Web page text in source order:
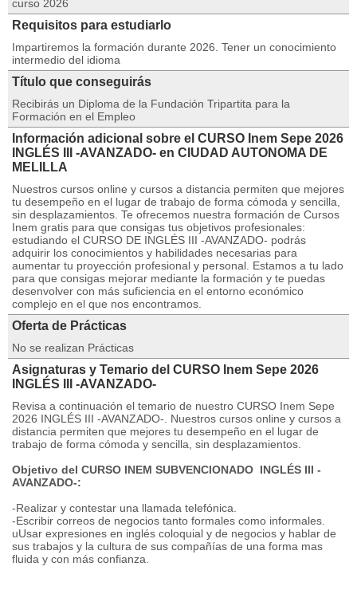
curso 2026
Requisitos para estudiarlo
Impartiremos la formación durante 2026. Tener un conocimiento
intermedio del idioma
Título que conseguirás
Recibirás un Diploma de la Fundación Tripartita para la
Formación en el Empleo
Información adicional sobre el CURSO Inem Sepe 2026
INGLÉS III -AVANZADO- en CIUDAD AUTONOMA DE
MELILLA
Nuestros cursos online y cursos a distancia permiten que mejores
tu desempeño en el lugar de trabajo de forma cómoda y sencilla,
sin desplazamientos. Te ofrecemos nuestra formación de Cursos
Inem gratis para que consigas tus objetivos profesionales:
estudiando el CURSO DE INGLÉS III -AVANZADO- podrás
adquirir los conocimientos y habilidades necesarias para
aumentar tu proyección profesional y personal. Estamos a tu lado
para que consigas mejorar mediante la formación y te puedas
desenvolver con más suficiencia en el entorno económico
complejo en el que nos encontramos.
Oferta de Prácticas
No se realizan Prácticas
Asignaturas y Temario del CURSO Inem Sepe 2026
INGLÉS III -AVANZADO-
Revisa a continuación el temario de nuestro CURSO Inem Sepe
2026 INGLÉS III -AVANZADO-. Nuestros cursos online y cursos a
distancia permiten que mejores tu desempeño en el lugar de
trabajo de forma cómoda y sencilla, sin desplazamientos.
Objetivo del CURSO INEM SUBVENCIONADO INGLÉS III -
AVANZADO-:
-Realizar y contestar una llamada telefónica.
-Escribir correos de negocios tanto formales como informales.
uUsar expresiones en inglés coloquial y de negocios y hablar de
sus trabajos y la cultura de sus compañías de una forma mas
fluida y con más confianza.